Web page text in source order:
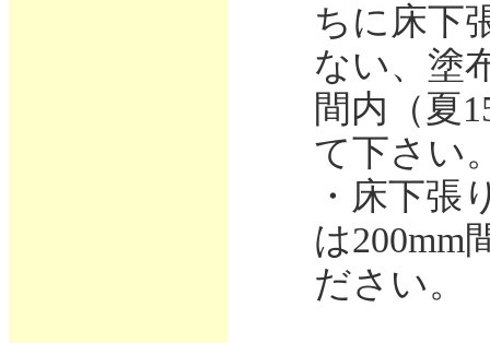
ちに床下
ない、塗
間内（夏
て下さい
・床下張
は200mm
ださい。